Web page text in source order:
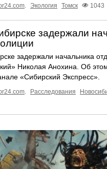
Экология Томск 1043
задержали
задержали начальника
Николая Анохина. Об
«Сибирский Экспресс».
Расследования